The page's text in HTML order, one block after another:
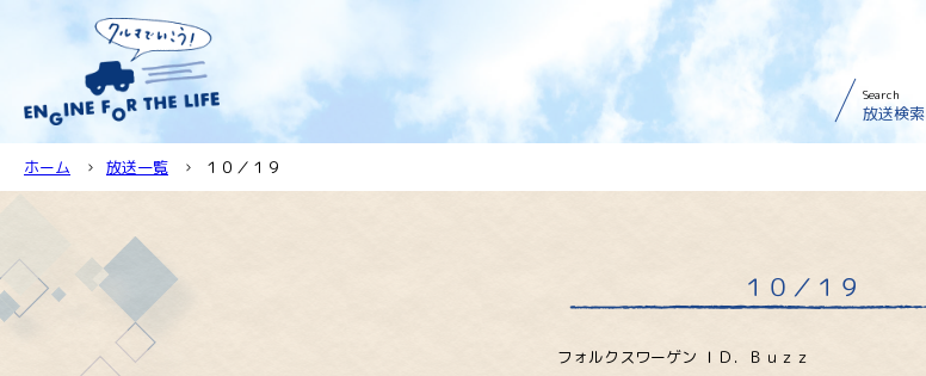
Search
放送検索
ホーム 放送一覧 １０／１９
１０／１９
フォルクスワーゲン ＩＤ．Ｂｕｚｚ